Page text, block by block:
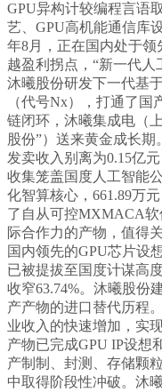
GPU异构计较编程言语
艺、GPU高机能通信库
年8月，正在国内处于
越盈利拐点，“新一代人
沐曦股份研发下一代基
（代号Nx），打通了
链闭环，沐曦集成电（
股份”）送来黄金成长
发卖收入别离为0.15亿
收集笼盖国度人工智能
化智算核心，661.89万
了自从可控MXMACA
际合作力的产物，值得
国内领先的GPU芯片设
已被提拔至国度计谋高
收窄63.74%。沐曦股份
产产物的进口替代历程
业收入的快速增加，实
产物已完成GPU IP设想
产制制、封测、存储颗
中取得阶段性冲破。沐